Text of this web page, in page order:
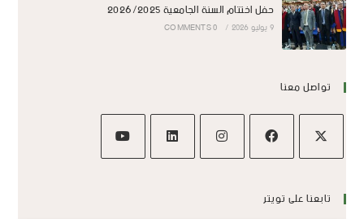
حفل اختتام السنة الجامعية 2026/2025
9 يوليو 2026 /
0 COMMENTS
تواصل معنا
تابعنا على تويتر